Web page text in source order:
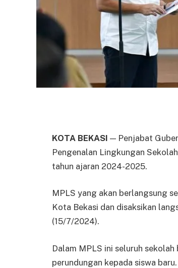
KOTA BEKASI — Penjabat
Pengenalan Lingkungan
tahun ajaran 2024-2025.
MPLS yang akan berlangsung
Kota Bekasi dan disaksikan
(15/7/2024).
Dalam MPLS ini seluruh
perundungan kepada siswa baru.